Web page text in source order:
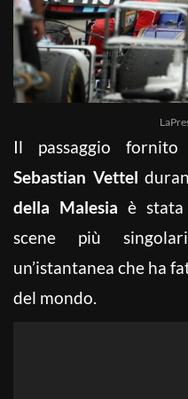
Il passaggio
Sebastian Vettel
della Malesia è
scene più
un’istantanea che ha
del mondo.